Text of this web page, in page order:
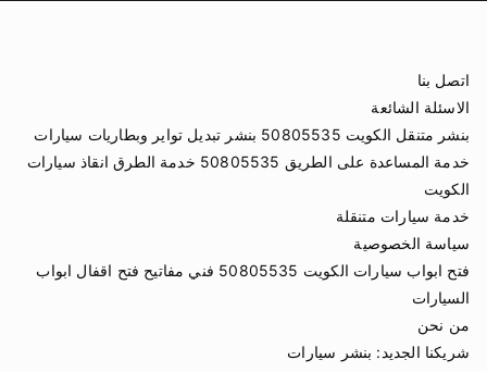
اتصل بنا
الاسئلة الشائعة
بنشر متنقل الكويت 50805535 بنشر تبديل تواير وبطاريات سيارات
خدمة المساعدة على الطريق 50805535 خدمة الطرق انقاذ سيارات
الكويت
خدمة سيارات متنقلة
سياسة الخصوصية
فتح ابواب سيارات الكويت 50805535 فني مفاتيح فتح اقفال ابواب
السيارات
من نحن
شريكنا الجديد: بنشر سيارات